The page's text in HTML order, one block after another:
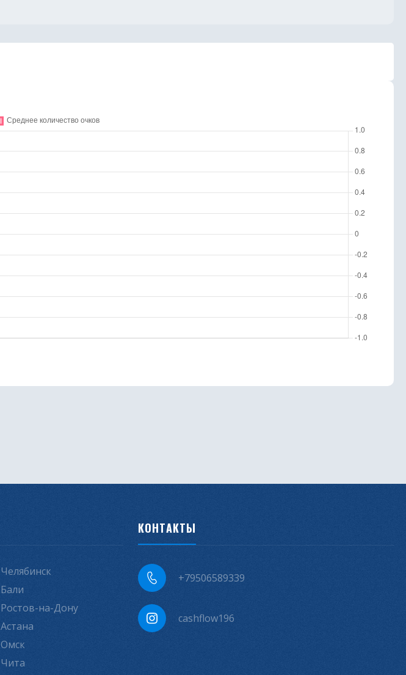
Челябинск
Бали
Ростов-на-Дону
Астана
Омск
Чита
КОНТАКТЫ
+79506589339
cashflow196